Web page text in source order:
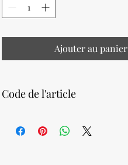
Ajouter au panier
Code de l'article